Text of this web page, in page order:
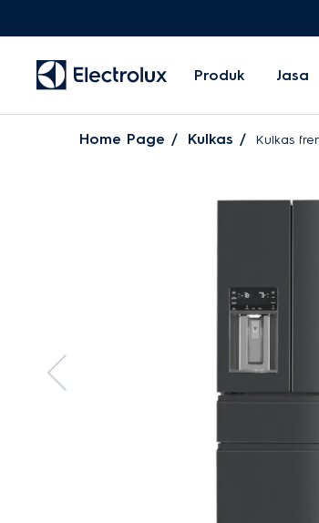
Produk Jasa
Home Page Kulkas Kulkas